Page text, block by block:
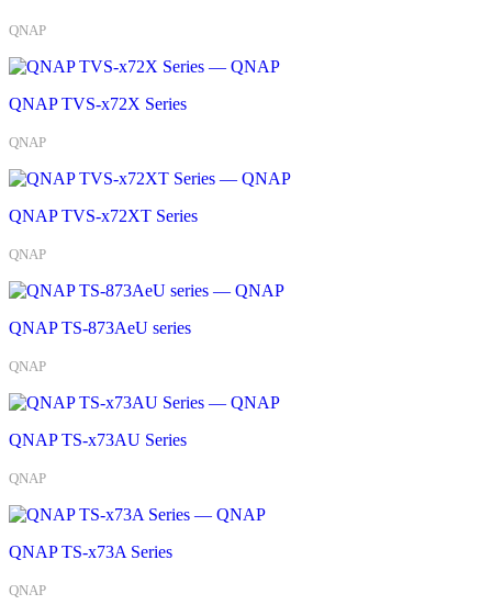
QNAP
QNAP TVS-x72X Series
QNAP
QNAP TVS-x72XT Series
QNAP
QNAP TS-873AeU series
QNAP
QNAP TS-x73AU Series
QNAP
QNAP TS-x73A Series
QNAP